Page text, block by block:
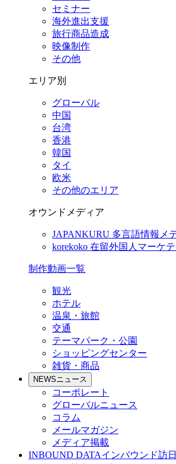
セミナー
海外進出支援
旅行商品造成
映像制作
その他
エリア別
グローバル
中国
台湾
香港
韓国
タイ
欧米
その他のエリア
オウンドメディア
JAPANKURU 多言語情報メ
korekoko 在留外国人マーケ
制作動画一覧
観光
ホテル
温泉・旅館
交通
テーマパーク・公園
ショッピングセンター
雑貨・商品
NEWSニュース
コーポレート
グローバルニュース
コラム
メールマガジン
メディア掲載
INBOUND DATAインバウンド訪